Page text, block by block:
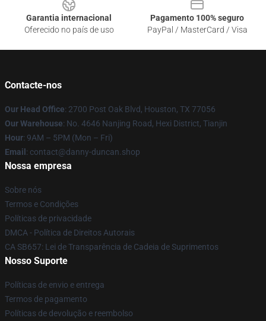
Garantia internacional
Oferecido no país de uso
Pagamento 100% seguro
PayPal / MasterCard / Visa
Contacte-nos
Our Head Office: 2700 Post Oak Blvd, Houston, TX 77056
Our Warehouse: No. 4646 Nanjing Road, Hexi District, Tianjin
Hour: 9AM – 5PM (Mon – Fri)
Email : contact@danny-duncan.shop
Nossa empresa
Sobre nós
Termos e Condições
Políticas de privacidade
DMCA - Política de Direitos Autorais
CA SB657: Lei de Transparência de Cadeia de Suprimentos
Nosso Suporte
Políticas de envio e entrega
Termos de pagamento
Políticas de devolução e reembolso